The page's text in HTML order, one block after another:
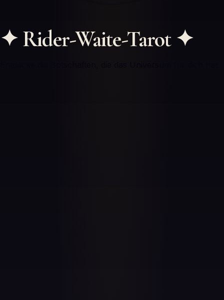
✦Rider-Waite-Tarot ✦